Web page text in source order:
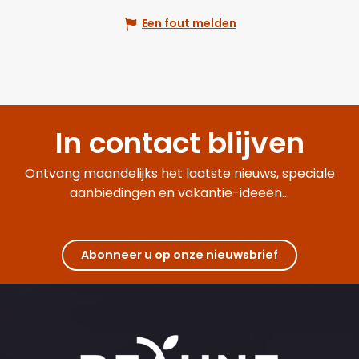
Een fout melden
In contact blijven
Ontvang maandelijks het laatste nieuws, speciale
aanbiedingen en vakantie-ideeën...
Abonneer u op onze nieuwsbrief